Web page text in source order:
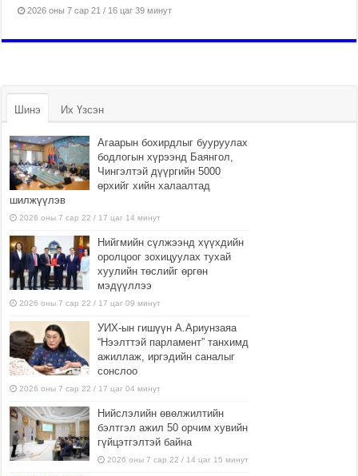
2026 оны 7 сар 21 / 16 цаг 39 минут
Шинэ Их Үзсэн
Агаарын бохирдлыг бууруулах
бодлогын хүрээнд Баянгол,
Чингэлтэй дүүргийн 5000
өрхийг хийн халаалтад
шилжүүлэв
2026 оны 7 сар 22 / 17 цаг 14 минут
Нийгмийн сүлжээнд хүүхдийн
оролцоог зохицуулах тухай
хуулийн төслийг өргөн
мэдүүллээ
2026 оны 7 сар 22 / 17 цаг 09 минут
УИХ-ын гишүүн А.Ариунзаяа
“Нээлттэй парламент” танхимд
ажиллаж, иргэдийн саналыг
сонслоо
2026 оны 7 сар 22 / 17 цаг 04 минут
Нийслэлийн өвөлжилтийн
бэлтгэл ажил 50 орчим хувийн
гүйцэтгэлтэй байна
2026 оны 7 сар 22 / 14 цаг 15 минут